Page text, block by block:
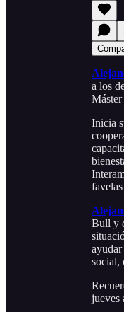
a los
Inicia
Bull y
social,
jueves